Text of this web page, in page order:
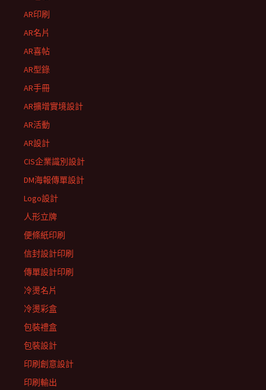
AR印刷
AR名片
AR喜帖
AR型錄
AR手冊
AR擴增實境設計
AR活動
AR設計
CIS企業識別設計
DM海報傳單設計
Logo設計
人形立牌
便條紙印刷
信封設計印刷
傳單設計印刷
冷燙名片
冷燙彩盒
包裝禮盒
包裝設計
印刷創意設計
印刷輸出